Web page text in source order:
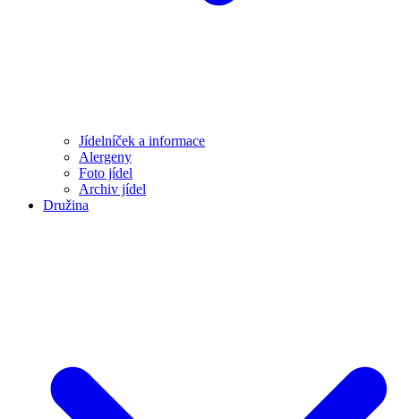
Jídelníček a informace
Alergeny
Foto jídel
Archiv jídel
Družina